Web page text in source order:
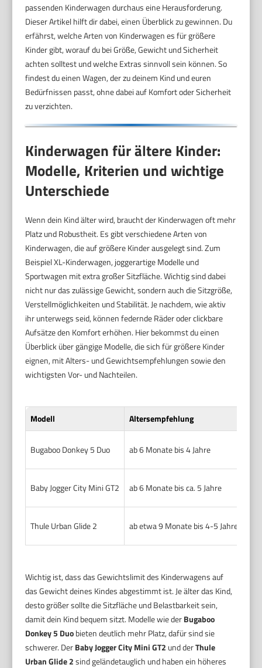
passenden Kinderwagen durchaus eine Herausforderung.
Dieser Artikel hilft dir dabei, einen Überblick zu gewinnen. Du
erfährst, welche Arten von Kinderwagen es für größere
Kinder gibt, worauf du bei Größe, Gewicht und Sicherheit
achten solltest und welche Extras sinnvoll sein können. So
findest du einen Wagen, der zu deinem Kind und euren
Bedürfnissen passt, ohne dabei auf Komfort oder Sicherheit
zu verzichten.
Kinderwagen für ältere Kinder:
Modelle, Kriterien und wichtige
Unterschiede
Wenn dein Kind älter wird, braucht der Kinderwagen oft mehr
Platz und Robustheit. Es gibt verschiedene Arten von
Kinderwagen, die auf größere Kinder ausgelegt sind. Zum
Beispiel XL-Kinderwagen, joggerartige Modelle und
Sportwagen mit extra großer Sitzfläche. Wichtig sind dabei
nicht nur das zulässige Gewicht, sondern auch die Sitzgröße,
Verstellmöglichkeiten und Stabilität. Je nachdem, wie aktiv
ihr unterwegs seid, können federnde Räder oder clickbare
Aufsätze den Komfort erhöhen. Hier bekommst du einen
Überblick über gängige Modelle, die sich für größere Kinder
eignen, mit Alters- und Gewichtsempfehlungen sowie den
wichtigsten Vor- und Nachteilen.
Modell Altersempfehlung
Bugaboo Donkey 5 Duo ab 6 Monate bis 4 Jahre
Baby Jogger City Mini GT2 ab 6 Monate bis ca. 5 Jahre
Thule Urban Glide 2 ab etwa 9 Monate bis 4-5 Jahre
Wichtig ist, dass das Gewichtslimit des Kinderwagens auf
das Gewicht deines Kindes abgestimmt ist. Je älter das Kind,
desto größer sollte die Sitzfläche und Belastbarkeit sein,
damit dein Kind bequem sitzt. Modelle wie derBugaboo
Donkey 5 Duobieten deutlich mehr Platz, dafür sind sie
schwerer. DerBaby Jogger City Mini GT2 und derThule
Urban Glide 2sind geländetauglich und haben ein höheres